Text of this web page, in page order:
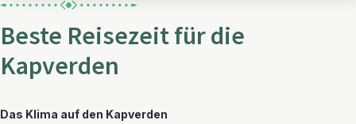
Beste Reisezeit für die
Kapverden
Das Klima auf den Kapverden